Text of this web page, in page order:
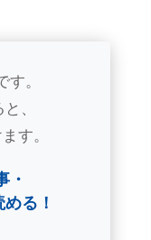
。
、
す。
・
る！